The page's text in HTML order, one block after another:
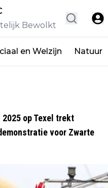
Bewolkt
en Welzijn Natuur
op Texel trekt
voor Zwarte